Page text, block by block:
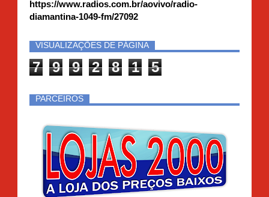
https://www.radios.com.br/aovivo/radio-
diamantina-1049-fm/27092
VISUALIZAÇÕES DE PÁGINA
7 9 9 2 8 1 5
PARCEIROS